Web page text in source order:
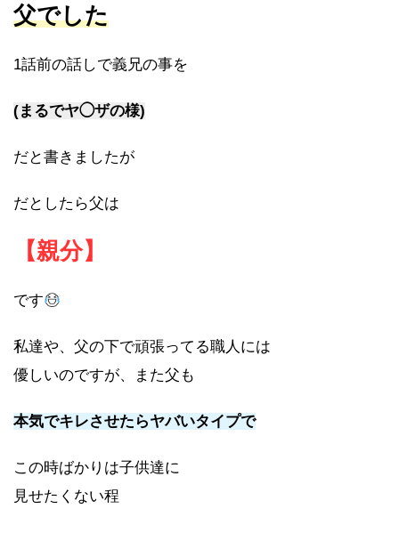
父でした
1話前の話しで義兄の事を
(まるでヤ◯ザの様)
だと書きましたが
だとしたら父は
【親分】
です
私達や、父の下で頑張ってる職人には
優しいのですが、また父も
本気でキレさせたらヤバいタイプで
この時ばかりは子供達に
見せたくない程